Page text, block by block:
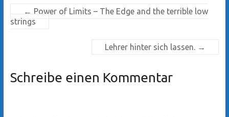
← Power of Limits – The Edge and the terrible low
strings
Lehrer hinter sich lassen. →
Schreibe einen Kommentar